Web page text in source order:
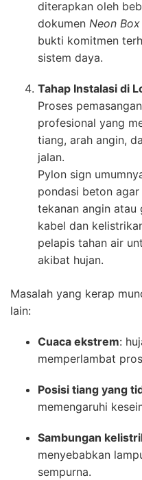
diterapkan oleh
dokumen Neon
bukti komitmen
sistem daya.
Tahap Instalasi di
Proses
profesional yang
tiang, arah angin,
jalan.
Pylon sign
pondasi beton
tekanan angin atau
kabel dan
pelapis tahan air
akibat hujan.
Masalah yang kerap
lain:
Cuaca ekstrem:
memperlambat
Posisi tiang yang
memengaruhi
Sambungan
menyebabkan
sempurna.